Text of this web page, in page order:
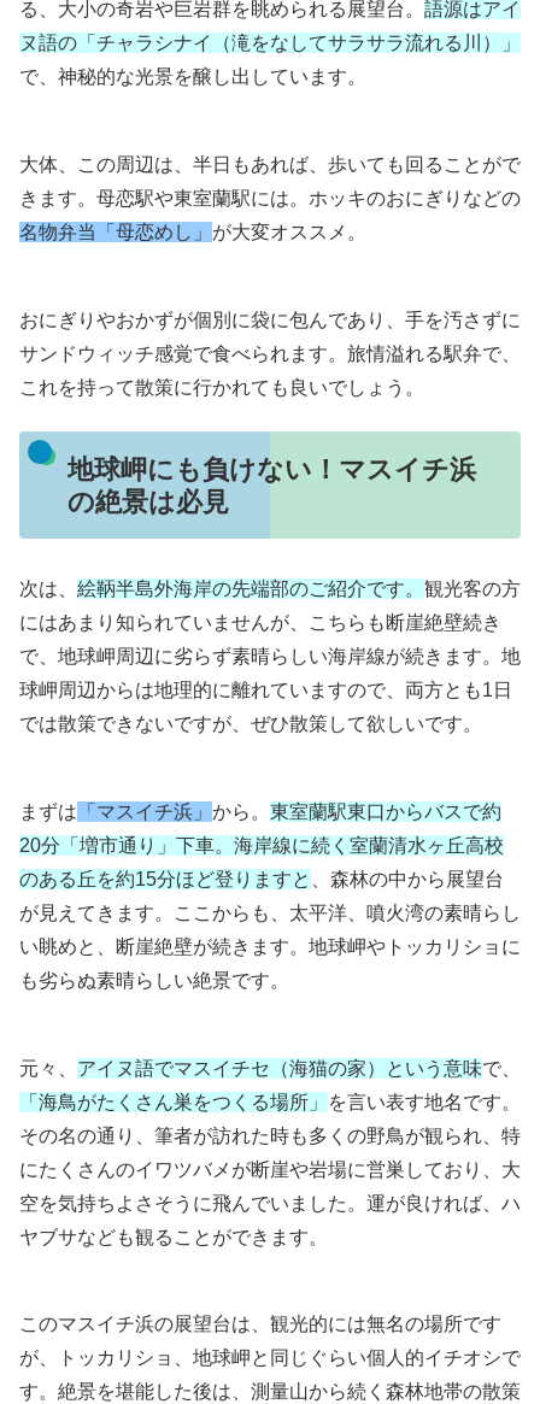
る、大小の奇岩や巨岩群を眺められる展望台。 語源はアイ
ヌ語の「チャラシナイ（滝をなしてサラサラ流れる川）」
で、神秘的な光景を醸し出しています。
大体、この周辺は、半日もあれば、歩いても回ることがで
きます。母恋駅や東室蘭駅には。ホッキのおにぎりなどの
名物弁当「母恋めし」 が大変オススメ。
おにぎりやおかずが個別に袋に包んであり、手を汚さずに
サンドウィッチ感覚で食べられます。旅情溢れる駅弁で、
これを持って散策に行かれても良いでしょう。
地球岬にも負けない！マスイチ浜
の絶景は必見
次は、 絵鞆半島外海岸の先端部のご紹介です。 観光客の方
にはあまり知られていませんが、こちらも断崖絶壁続き
で、地球岬周辺に劣らず素晴らしい海岸線が続きます。地
球岬周辺からは地理的に離れていますので、両方とも1日
では散策できないですが、ぜひ散策して欲しいです。
まずは 「マスイチ浜」 から。 東室蘭駅東口からバスで約
20分「増市通り」下車。海岸線に続く室蘭清水ヶ丘高校
のある丘を約15分ほど登りますと
、森林の中から展望台
が見えてきます。ここからも、太平洋、噴火湾の素晴らし
い眺めと、断崖絶壁が続きます。地球岬やトッカリショに
も劣らぬ素晴らしい絶景です。
元々、 アイヌ語でマスイチセ（海猫の家）という意味で、
「海鳥がたくさん巣をつくる場所」
を言い表す地名です。
その名の通り、筆者が訪れた時も多くの野鳥が観られ、特
にたくさんのイワツバメが断崖や岩場に営巣しており、大
空を気持ちよさそうに飛んでいました。運が良ければ、ハ
ヤブサなども観ることができます。
このマスイチ浜の展望台は、観光的には無名の場所です
が、トッカリショ、地球岬と同じぐらい個人的イチオシで
す。絶景を堪能した後は、測量山から続く森林地帯の散策